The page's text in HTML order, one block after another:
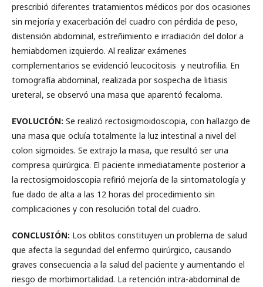
prescribió diferentes tratamientos médicos por dos ocasiones
sin mejoría y exacerbación del cuadro con pérdida de peso,
distensión abdominal, estreñimiento e irradiación del dolor a
hemiabdomen izquierdo. Al realizar exámenes
complementarios se evidenció leucocitosis y neutrofilia. En
tomografía abdominal, realizada por sospecha de litiasis
ureteral, se observó una masa que aparentó fecaloma.
EVOLUCIÓN: Se realizó rectosigmoidoscopia, con hallazgo de
una masa que ocluía totalmente la luz intestinal a nivel del
colon sigmoides. Se extrajo la masa, que resultó ser una
compresa quirúrgica. El paciente inmediatamente posterior a
la rectosigmoidoscopia refirió mejoría de la sintomatología y
fue dado de alta a las 12 horas del procedimiento sin
complicaciones y con resolución total del cuadro.
CONCLUSIÓN: Los oblitos constituyen un problema de salud
que afecta la seguridad del enfermo quirúrgico, causando
graves consecuencia a la salud del paciente y aumentando el
riesgo de morbimortalidad. La retención intra-abdominal de